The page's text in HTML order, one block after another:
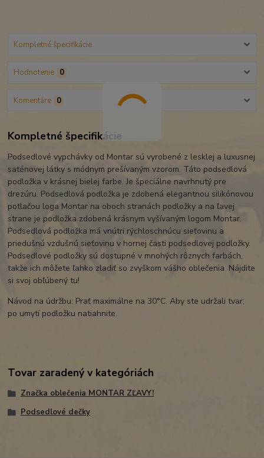
Kompletné špecifikácie
Hodnotenie 0
Komentáre 0
Kompletné špecifikácie
Podsedlové vypchávky od Montar sú vyrobené z lesklej a luxusnej
saténovej látky s módnym prešívaným vzorom. Táto podsedlová
podložka v krásnej bielej farbe. Je špeciálne navrhnutý pre
drezúru. Podsedlová podložka je zdobená elegantnou silikónovou
potlačou loga Montar na oboch stranách podložky a na ľavej
strane je podložka zdobená krásnym vyšívaným logom Montar.
Podsedlová podložka má vnútri rýchloschnúcu sieťovinu a
priedušnú vzdušnú sieťovinu v hornej časti podsedlovej podložky.
Podsedlové podložky sú dostupné v mnohých rôznych farbách,
takže ich môžete ľahko zladiť so zvyškom vášho oblečenia. Nájdite
si svoj obľúbený tu!
Návod na údržbu: Prať maximálne na 30°C. Aby ste udržali tvar,
po umytí podložku natiahnite.
Tovar zaradený v kategóriách
Značka oblečenia MONTAR ZĽAVY!
Podsedlové dečky